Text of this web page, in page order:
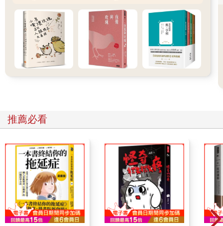
骨與肉的豐山
牠在高處，看著這群背甲未亮、自己的孩子
催促：豐年不常有！快吃！
大多時候，牠只能淺嚐一些渣滓
每個月，甚至還有那麼兩天
鐵盆裡，只剩一落菜梗、幾滴素扁豆的湯汁
不遠處有間土地公廟
桌上瓜果生食，能連續享用好幾夜好幾日
牠也去過一次，於是了解
老屋內，所有粗食的意旨
廟門樑柱上，人類塊狀纏繞的文明
刻著她為孫兒，捐獻的名字
▎〈挖肩〉
推薦必看